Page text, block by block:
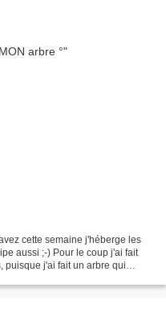
cette semaine j'héberge les
aussi ;-) Pour le coup j'ai fait
puisque j'ai fait un arbre qui